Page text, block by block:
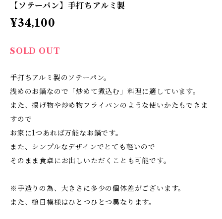
【ソテーパン】手打ちアルミ製
¥34,100
SOLD OUT
手打ちアルミ製のソテーパン。
浅めのお鍋なので「炒めて煮込む」料理に適しています。
また、揚げ物や炒め物フライパンのような使いかたもできま
すので
お家に1つあれば万能なお鍋です。
また、シンプルなデザインでとても軽いので
そのまま食卓にお出しいただくことも可能です。
※手造りの為、大きさに多少の個体差がございます。
また、槌目模様はひとつひとつ異なります。